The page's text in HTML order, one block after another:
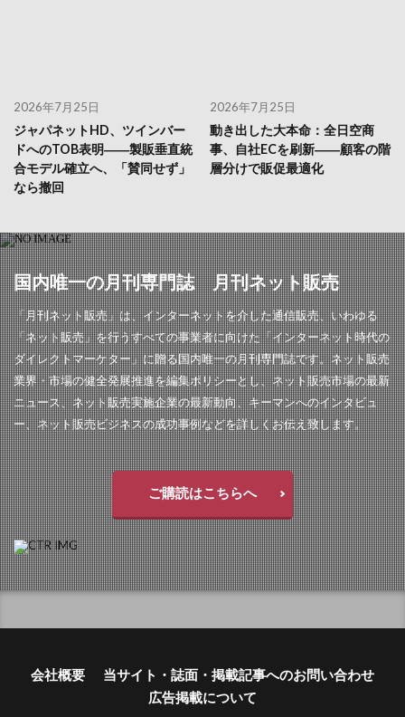
2026年7月25日
ジャパネットHD、ツインバー
ドへのTOB表明――製販垂直統
合モデル確立へ、「賛同せず」
なら撤回
2026年7月25日
動き出した大本命：全日空商
事、自社ECを刷新――顧客の階
層分けで販促最適化
国内唯一の月刊専門誌 月刊ネット販売
「月刊ネット販売」は、インターネットを介した通信販売、いわゆる
「ネット販売」を行うすべての事業者に向けた「インターネット時代の
ダイレクトマーケター」に贈る国内唯一の月刊専門誌です。ネット販売
業界・市場の健全発展推進を編集ポリシーとし、ネット販売市場の最新
ニュース、ネット販売実施企業の最新動向、キーマンへのインタビュ
ー、ネット販売ビジネスの成功事例などを詳しくお伝え致します。
ご購読はこちらへ
会社概要
当サイト・誌面・掲載記事へのお問い合わせ
広告掲載について